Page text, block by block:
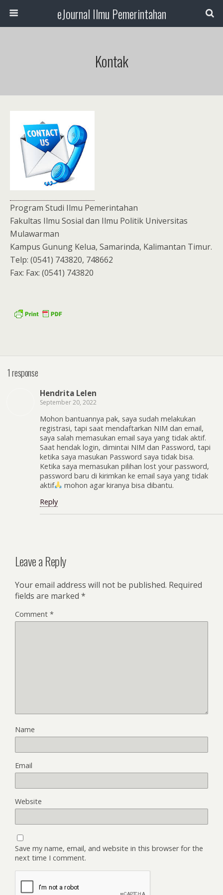
eJournal Ilmu Pemerintahan
Kontak
Program Studi Ilmu Pemerintahan
Fakultas Ilmu Sosial dan Ilmu Politik Universitas
Mulawarman
Kampus Gunung Kelua, Samarinda, Kalimantan Timur.
Telp: (0541) 743820, 748662
Fax: Fax: (0541) 743820
1 response
Hendrita Lelen
September 20, 2022
Mohon bantuannya pak, saya sudah melakukan
registrasi, tapi saat mendaftarkan NIM dan email,
saya salah memasukan email saya yang tidak aktif.
Saat hendak login, dimintai NIM dan Password, tapi
ketika saya masukan Password saya tidak bisa.
Ketika saya memasukan pilihan lost your password,
password baru di kirimkan ke email saya yang tidak
aktif
mohon agar kiranya bisa dibantu.
Reply
Leave a Reply
Your email address will not be published. Required
fields are marked *
Comment *
Name
Email
Website
Save my name, email, and website in this browser for the
next time I comment.